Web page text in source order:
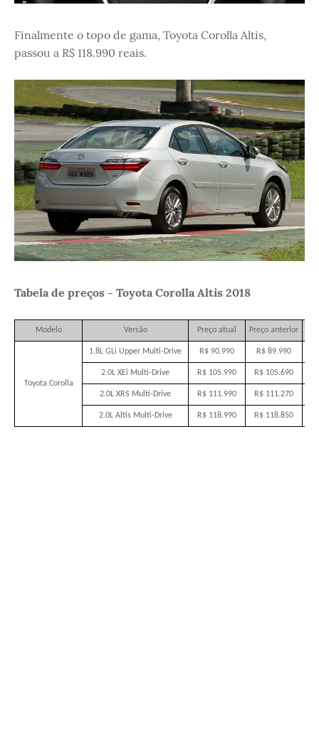
Finalmente o topo de gama, Toyota Corolla Altis,
passou a R$ 118.990 reais.
Tabela de preços - Toyota Corolla Altis 2018
Modelo Versão Preço atual Preço anterior
Toyota Corolla
1.8L GLi Upper Multi-Drive R$ 90.990 R$ 89.990
2.0L XEi Multi-Drive R$ 105.990 R$ 105.690
2.0L XRS Multi-Drive R$ 111.990 R$ 111.270
2.0L Altis Multi-Drive R$ 118.990 R$ 118.850